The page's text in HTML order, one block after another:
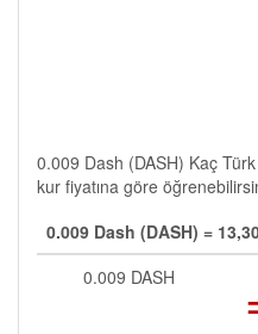
0.009 Dash (DASH) Kaç
kur fiyatına göre
0.009 Dash (DASH) =
0.009 DASH